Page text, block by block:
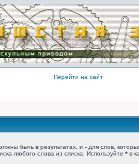
Перейти на сайт
быть в результатах, и - для слов,
любого слова из списка. Используйте * в